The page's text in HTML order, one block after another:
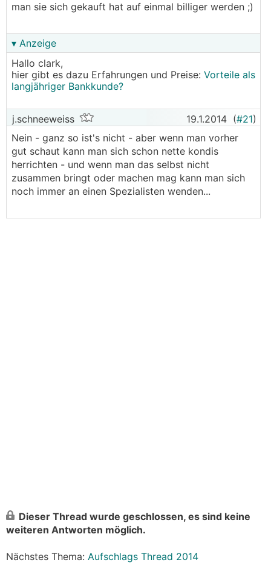
man sie sich gekauft hat auf einmal billiger werden ;)
▾ Anzeige
Hallo clark,
hier gibt es dazu Erfahrungen und Preise: Vorteile als
langjähriger Bankkunde?
j.schneeweiss 19.1.2014 (#21)
Nein - ganz so ist's nicht - aber wenn man vorher
gut schaut kann man sich schon nette kondis
herrichten - und wenn man das selbst nicht
zusammen bringt oder machen mag kann man sich
noch immer an einen Spezialisten wenden...
Dieser Thread wurde geschlossen, es sind keine
weiteren Antworten möglich.
Nächstes Thema: Aufschlags Thread 2014